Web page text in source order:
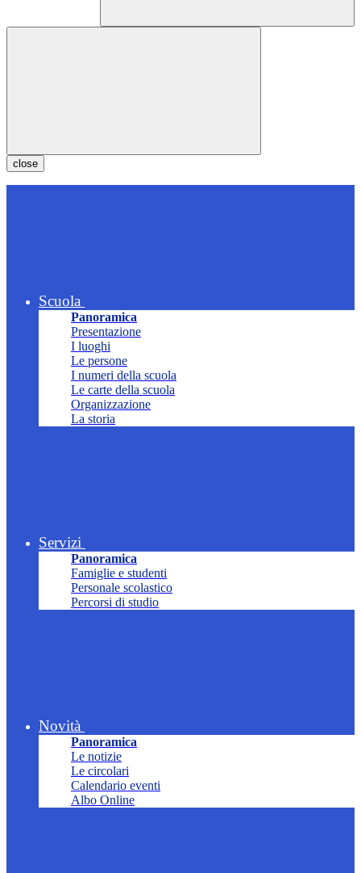
close
Scuola
Panoramica
Presentazione
I luoghi
Le persone
I numeri della scuola
Le carte della scuola
Organizzazione
La storia
Servizi
Panoramica
Famiglie e studenti
Personale scolastico
Percorsi di studio
Novità
Panoramica
Le notizie
Le circolari
Calendario eventi
Albo Online